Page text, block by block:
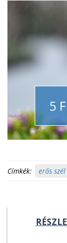
5
Címkék: erős szél